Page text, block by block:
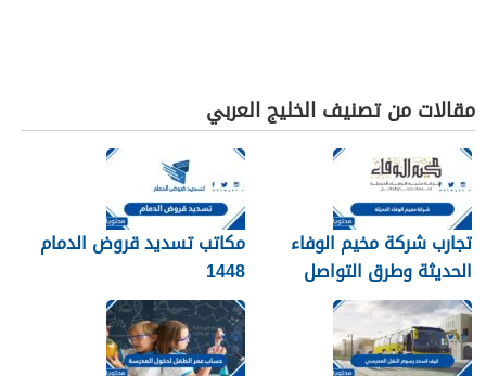
مقالات من تصنيف الخليج العربي
تجارب شركة مخيم الوفاء
الحديثة وطرق التواصل
معهم 1448
مكاتب تسديد قروض الدمام
1448